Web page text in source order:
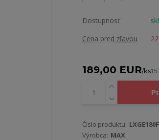
Dostupnosť
Cena pred zľavou
189,00 EUR/ks
Číslo produktu: LXGE180F
Výrobca: MAX